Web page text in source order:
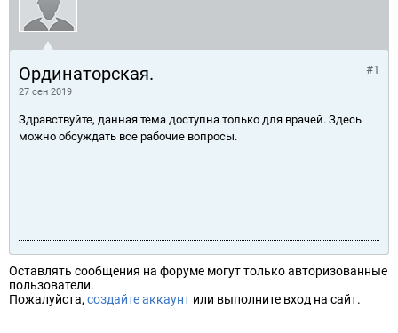
Ординаторская.
27 сен 2019
#1
Здравствуйте, данная тема доступна только для врачей. Здесь
можно обсуждать все рабочие вопросы.
Оставлять сообщения на форуме могут только авторизованные
пользователи.
Пожалуйста, создайте аккаунт или выполните вход на сайт.